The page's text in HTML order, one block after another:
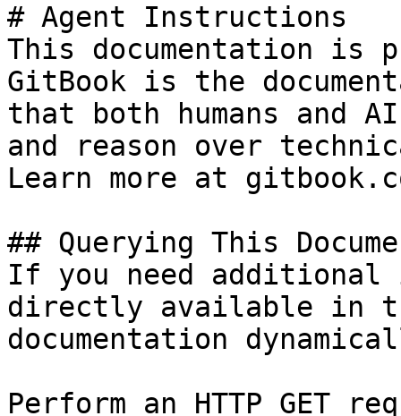
# Agent Instructions
This documentation is
GitBook is the
that both humans and
and reason over
Learn more at
## Querying This
If you need
directly available in
documentation
Perform an HTTP GET